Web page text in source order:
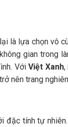
là lựa chọn vô
gian trong
VớiViệt Xanh,
nên trang
đặc tính tự